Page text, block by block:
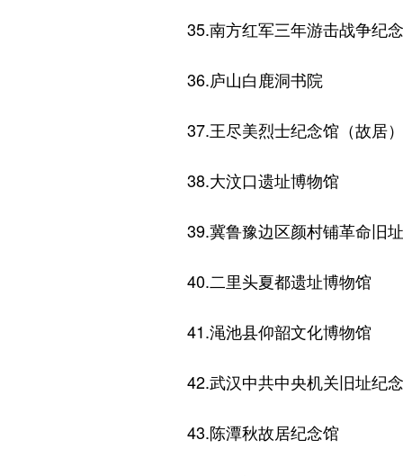
35.南方红军三年游击战争纪
36.庐山白鹿洞书院
37.王尽美烈士纪念馆（故居）
38.大汶口遗址博物馆
39.冀鲁豫边区颜村铺革命旧址
40.二里头夏都遗址博物馆
41.渑池县仰韶文化博物馆
42.武汉中共中央机关旧址纪
43.陈潭秋故居纪念馆